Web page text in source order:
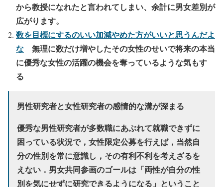
から教授になれたと言われてしまい、余計に男女差別が
広がります。
数を目標にするのいい加減やめた方がいいと思うんだよ
な 無理に数だけ増やしたその女性のせいで将来の本当
に優秀な女性の活躍の機会を奪っているような気もす
る
男性研究者と女性研究者の感情的な溝が深まる
優秀な男性研究者が多数職にあぶれて就職できずに
困っている状況で，女性限定公募を行えば，当然自
分の性別を常に意識し，その有利不利を考えざるを
えない．男女共同参画のゴールは「両性が自分の性
別を気にせずに研究できるようになる」ということ